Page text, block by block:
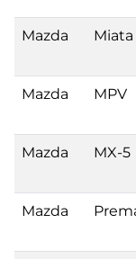
Mazda Miata
Mazda MPV
Mazda MX-5
Mazda